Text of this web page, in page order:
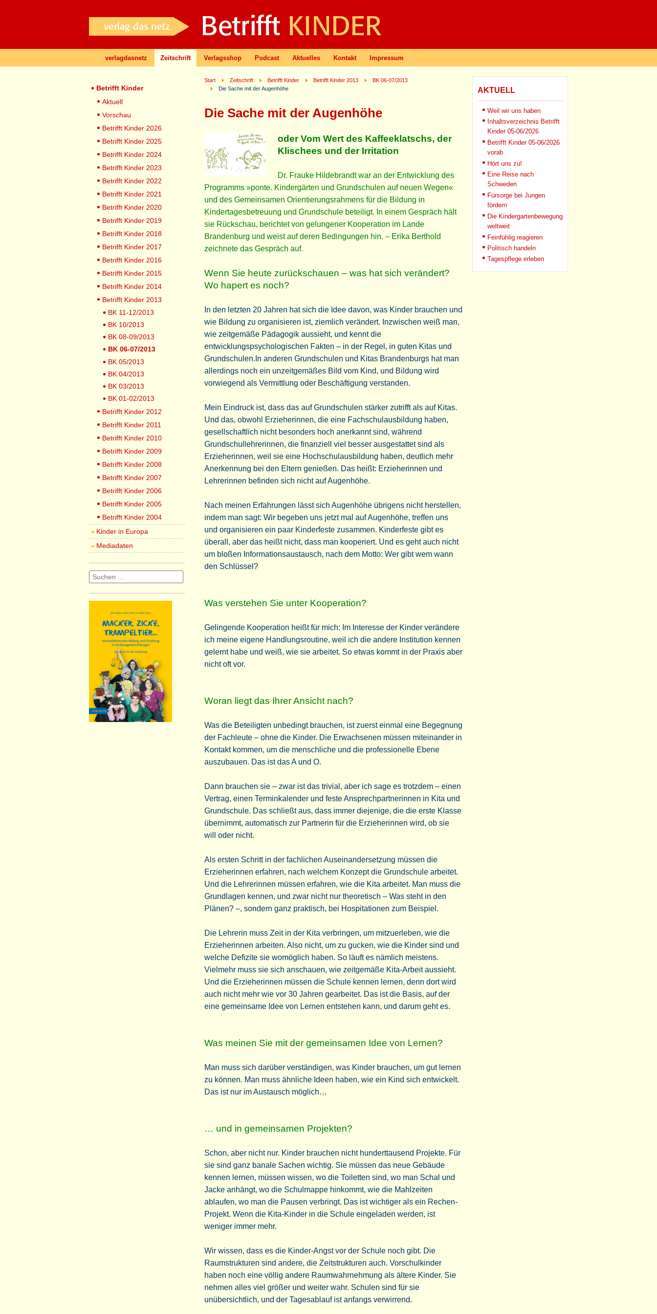
verlagdasnetz Zeitschrift Verlagsshop Podcast Aktuelles Kontakt Impressum
Start Zeitschrift Betrifft Kinder Betrifft Kinder 2013
BK 06-07/2013
Die Sache mit der Augenhöhe
Die Sache mit der Augenhöhe
oder Vom Wert des Kaffeeklatschs, der
Klischees und der Irritation
Dr. Frauke Hildebrandt war an der Entwicklung des
Programms »ponte. Kindergärten und Grundschulen auf neuen Wegen«
und des Gemeinsamen Orientierungsrahmens für die Bildung in
Kindertagesbetreuung und Grundschule beteiligt. In einem Gespräch hält
sie Rückschau, berichtet von gelungener Kooperation im Lande
Brandenburg und weist auf deren Bedingungen hin. – Erika Berthold
zeichnete das Gespräch auf.
Wenn Sie heute zurückschauen – was hat sich verändert?
Wo hapert es noch?
In den letzten 20 Jahren hat sich die Idee davon, was Kinder brauchen und
wie Bildung zu organisieren ist, ziemlich verändert. Inzwischen weiß man,
wie zeitgemäße Pädagogik aussieht, und kennt die
entwicklungspsychologischen Fakten – in der Regel, in guten Kitas und
Grundschulen.In anderen Grundschulen und Kitas Brandenburgs hat man
allerdings noch ein unzeitgemäßes Bild vom Kind, und Bildung wird
vorwiegend als Vermittlung oder Beschäftigung verstanden.
Mein Eindruck ist, dass das auf Grundschulen stärker zutrifft als auf Kitas.
Und das, obwohl Erzieherinnen, die eine Fachschulausbildung haben,
gesellschaftlich nicht besonders hoch anerkannt sind, während
Grundschullehrerinnen, die finanziell viel besser ausgestattet sind als
Erzieherinnen, weil sie eine Hochschulausbildung haben, deutlich mehr
Anerkennung bei den Eltern genießen. Das heißt: Erzieherinnen und
Lehrerinnen befinden sich nicht auf Augenhöhe.
Nach meinen Erfahrungen lässt sich Augenhöhe übrigens nicht herstellen,
indem man sagt: Wir begeben uns jetzt mal auf Augenhöhe, treffen uns
und organisieren ein paar Kinderfeste zusammen. Kinderfeste gibt es
überall, aber das heißt nicht, dass man kooperiert. Und es geht auch nicht
um bloßen Informationsaustausch, nach dem Motto: Wer gibt wem wann
den Schlüssel?
Was verstehen Sie unter Kooperation?
Gelingende Kooperation heißt für mich: Im Interesse der Kinder verändere
ich meine eigene Handlungsroutine, weil ich die andere Institution kennen
gelernt habe und weiß, wie sie arbeitet. So etwas kommt in der Praxis aber
nicht oft vor.
Woran liegt das Ihrer Ansicht nach?
Was die Beteiligten unbedingt brauchen, ist zuerst einmal eine Begegnung
der Fachleute – ohne die Kinder. Die Erwachsenen müssen miteinander in
Kontakt kommen, um die menschliche und die professionelle Ebene
auszubauen. Das ist das A und O.
Dann brauchen sie – zwar ist das trivial, aber ich sage es trotzdem – einen
Vertrag, einen Terminkalender und feste Ansprechpartnerinnen in Kita und
Grundschule. Das schließt aus, dass immer diejenige, die die erste Klasse
übernimmt, automatisch zur Partnerin für die Erzieherinnen wird, ob sie
will oder nicht.
Als ersten Schritt in der fachlichen Auseinandersetzung müssen die
Erzieherinnen erfahren, nach welchem Konzept die Grundschule arbeitet.
Und die Lehrerinnen müssen erfahren, wie die Kita arbeitet. Man muss die
Grundlagen kennen, und zwar nicht nur theoretisch – Was steht in den
Plänen? –, sondern ganz praktisch, bei Hospitationen zum Beispiel.
Die Lehrerin muss Zeit in der Kita verbringen, um mitzuerleben, wie die
Erzieherinnen arbeiten. Also nicht, um zu gucken, wie die Kinder sind und
welche Defizite sie womöglich haben. So läuft es nämlich meistens.
Vielmehr muss sie sich anschauen, wie zeitgemäße Kita-Arbeit aussieht.
Und die Erzieherinnen müssen die Schule kennen lernen, denn dort wird
auch nicht mehr wie vor 30 Jahren gearbeitet. Das ist die Basis, auf der
eine gemeinsame Idee von Lernen entstehen kann, und darum geht es.
Was meinen Sie mit der gemeinsamen Idee von Lernen?
Man muss sich darüber verständigen, was Kinder brauchen, um gut lernen
zu können. Man muss ähnliche Ideen haben, wie ein Kind sich entwickelt.
Das ist nur im Austausch möglich…
… und in gemeinsamen Projekten?
Schon, aber nicht nur. Kinder brauchen nicht hunderttausend Projekte. Für
sie sind ganz banale Sachen wichtig. Sie müssen das neue Gebäude
kennen lernen, müssen wissen, wo die Toiletten sind, wo man Schal und
Jacke anhängt, wo die Schulmappe hinkommt, wie die Mahlzeiten
ablaufen, wo man die Pausen verbringt. Das ist wichtiger als ein Rechen-
Projekt. Wenn die Kita-Kinder in die Schule eingeladen werden, ist
weniger immer mehr.
Wir wissen, dass es die Kinder-Angst vor der Schule noch gibt. Die
Raumstrukturen sind andere, die Zeitstrukturen auch. Vorschulkinder
haben noch eine völlig andere Raumwahrnehmung als ältere Kinder. Sie
nehmen alles viel größer und weiter wahr. Schulen sind für sie
unübersichtlich, und der Tagesablauf ist anfangs verwirrend.
Betrifft Kinder
Aktuell
Vorschau
Betrifft Kinder 2026
Betrifft Kinder 2025
Betrifft Kinder 2024
Betrifft Kinder 2023
Betrifft Kinder 2022
Betrifft Kinder 2021
Betrifft Kinder 2020
Betrifft Kinder 2019
Betrifft Kinder 2018
Betrifft Kinder 2017
Betrifft Kinder 2016
Betrifft Kinder 2015
Betrifft Kinder 2014
Betrifft Kinder 2013
BK 11-12/2013
BK 10/2013
BK 08-09/2013
BK 06-07/2013
BK 05/2013
BK 04/2013
BK 03/2013
BK 01-02/2013
Betrifft Kinder 2012
Betrifft Kinder 2011
Betrifft Kinder 2010
Betrifft Kinder 2009
Betrifft Kinder 2008
Betrifft Kinder 2007
Betrifft Kinder 2006
Betrifft Kinder 2005
Betrifft Kinder 2004
Kinder in Europa
Mediadaten
AKTUELL
Weil wir uns haben
Inhaltsverzeichnis Betrifft
Kinder 05-06/2026
Betrifft Kinder 05-06/2026
vorab
Hört uns zu!
Eine Reise nach
Schweden
Fürsorge bei Jungen
fördern
Die Kindergartenbewegung
weltweit
Feinfühlig reagieren
Politisch handeln
Tagespflege erleben